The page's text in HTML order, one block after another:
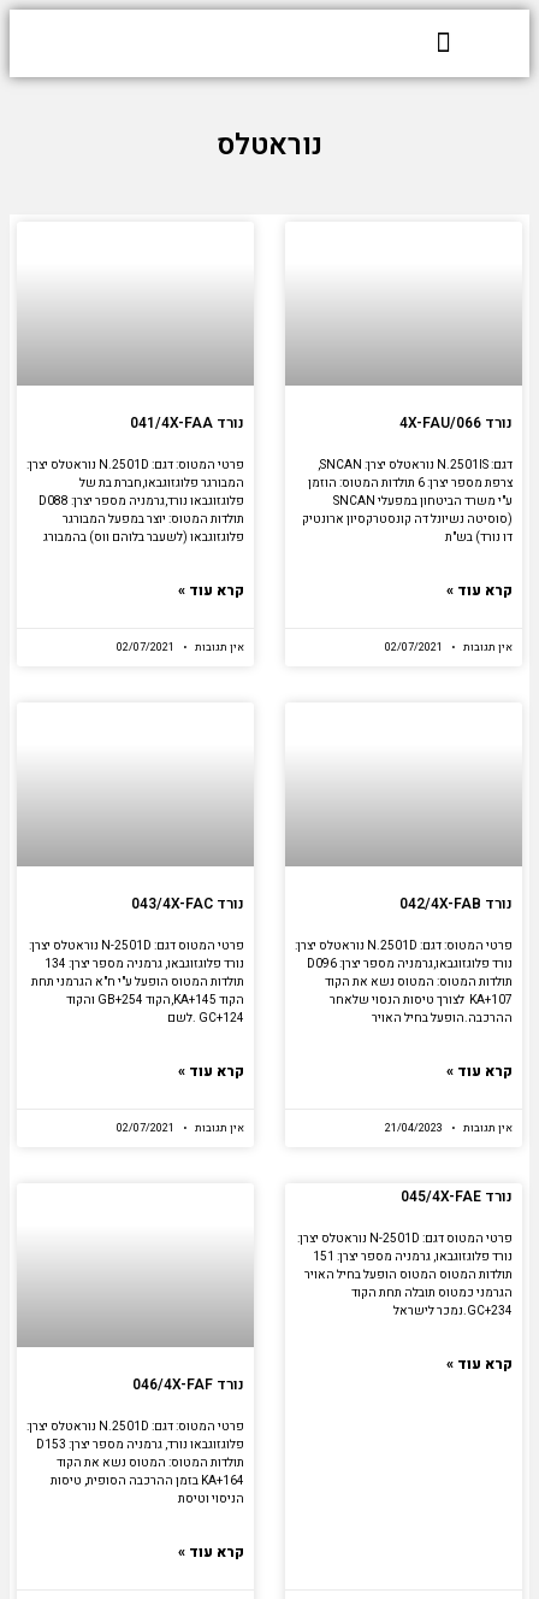
דילוג
c
u
נוראטלס
נורד 4X-FAU/066
דגם: N.2501IS נוראטלס יצרן: SNCAN,
צרפת מספר יצרן: 6 תולדות המטוס: הוזמן
ע"י משרד הביטחון במפעלי SNCAN
(סוסיטה נשיונל דה קונסטרקסיון ארונטיק
דו נורד) בש"ת
קרא עוד »
אין תגובות
נורד 041/4X-FAA
פרטי המטוס: דגם: N.2501D נוראטלס יצרן:
המבורגר פלוגזוגבאו,חברת בת של
פלוגזוגבאו נורד,גרמניה מספר יצרן: D088
תולדות המטוס: יוצר במפעל המבורגר
פלוגזוגבאו (לשעבר בלוהם ווס) בהמבורג
קרא עוד »
אין תגובות
נורד 042/4X-FAB
פרטי המטוס: דגם: N.2501D נוראטלס יצרן:
נורד פלוגזוגבאו,גרמניה מספר יצרן: D096
תולדות המטוס: המטוס נשא את הקוד
KA+107 לצורך טיסות הנסוי שלאחר
ההרכבה.הופעל בחיל האויר
קרא עוד »
אין תגובות
נורד 043/4X-FAC
פרטי המטוס דגם: N-2501D נוראטלס יצרן:
נורד פלוגזוגבאו, גרמניה מספר יצרן: 134
תולדות המטוס הופעל ע"י ח"א הגרמני תחת
הקוד KA+145,הקוד GB+254 והקוד
GC+124 .לשם
קרא עוד »
אין תגובות
נורד 045/4X-FAE
פרטי המטוס דגם: N-2501D נוראטלס יצרן:
נורד פלוגזוגבאו, גרמניה מספר יצרן: 151
תולדות המטוס המטוס הופעל בחיל האויר
הגרמני כמטוס תובלה תחת הקוד
GC+234.נמכר לישראל
קרא עוד »
נורד 046/4X-FAF
פרטי המטוס: דגם: N.2501D נוראטלס יצרן:
פלוגזוגבאו נורד, גרמניה מספר יצרן: D153
תולדות המטוס: המטוס נשא את הקוד
KA+164 בזמן ההרכבה הסופית, טיסות
הניסוי וטיסת
קרא עוד »